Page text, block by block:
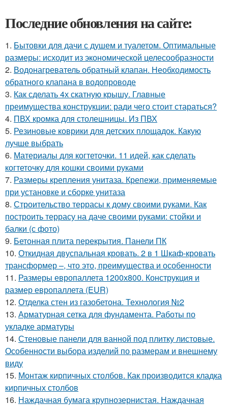
Последние обновления на сайте:
1. Бытовки для дачи с душем и туалетом. Оптимальные
размеры: исходит из экономической целесообразности
2. Водонагреватель обратный клапан. Необходимость
обратного клапана в водопроводе
3. Как сделать 4х скатную крышу. Главные
преимущества конструкции: ради чего стоит стараться?
4. ПВХ кромка для столешницы. Из ПВХ
5. Резиновые коврики для детских площадок. Какую
лучше выбрать
6. Материалы для когтеточки. 11 идей, как сделать
когтеточку для кошки своими руками
7. Размеры крепления унитаза. Крепежи, применяемые
при установке и сборке унитаза
8. Строительство террасы к дому своими руками. Как
построить террасу на даче своими руками: стойки и
балки (с фото)
9. Бетонная плита перекрытия. Панели ПК
10. Откидная двуспальная кровать. 2 в 1 Шкаф-кровать
трансформер –, что это, преимущества и особенности
11. Размеры европаллета 1200х800. Конструкция и
размер европаллета (EUR)
12. Отделка стен из газобетона. Технология №2
13. Арматурная сетка для фундамента. Работы по
укладке арматуры
14. Стеновые панели для ванной под плитку листовые.
Особенности выбора изделий по размерам и внешнему
виду
15. Монтаж кирпичных столбов. Как производится кладка
кирпичных столбов
16. Наждачная бумага крупнозернистая. Наждачная